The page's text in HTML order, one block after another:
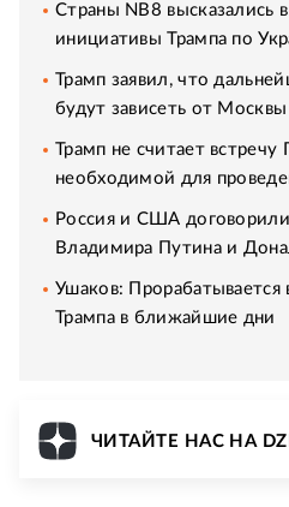
Страны NB8 высказались
инициативы Трампа по
Трамп заявил, что
будут зависеть от Москвы
Трамп не считает встречу
необходимой для
Россия и США
Владимира Путина и
Ушаков: Прорабатывается
Трампа в ближайшие дни
ЧИТАЙТЕ НАС НА